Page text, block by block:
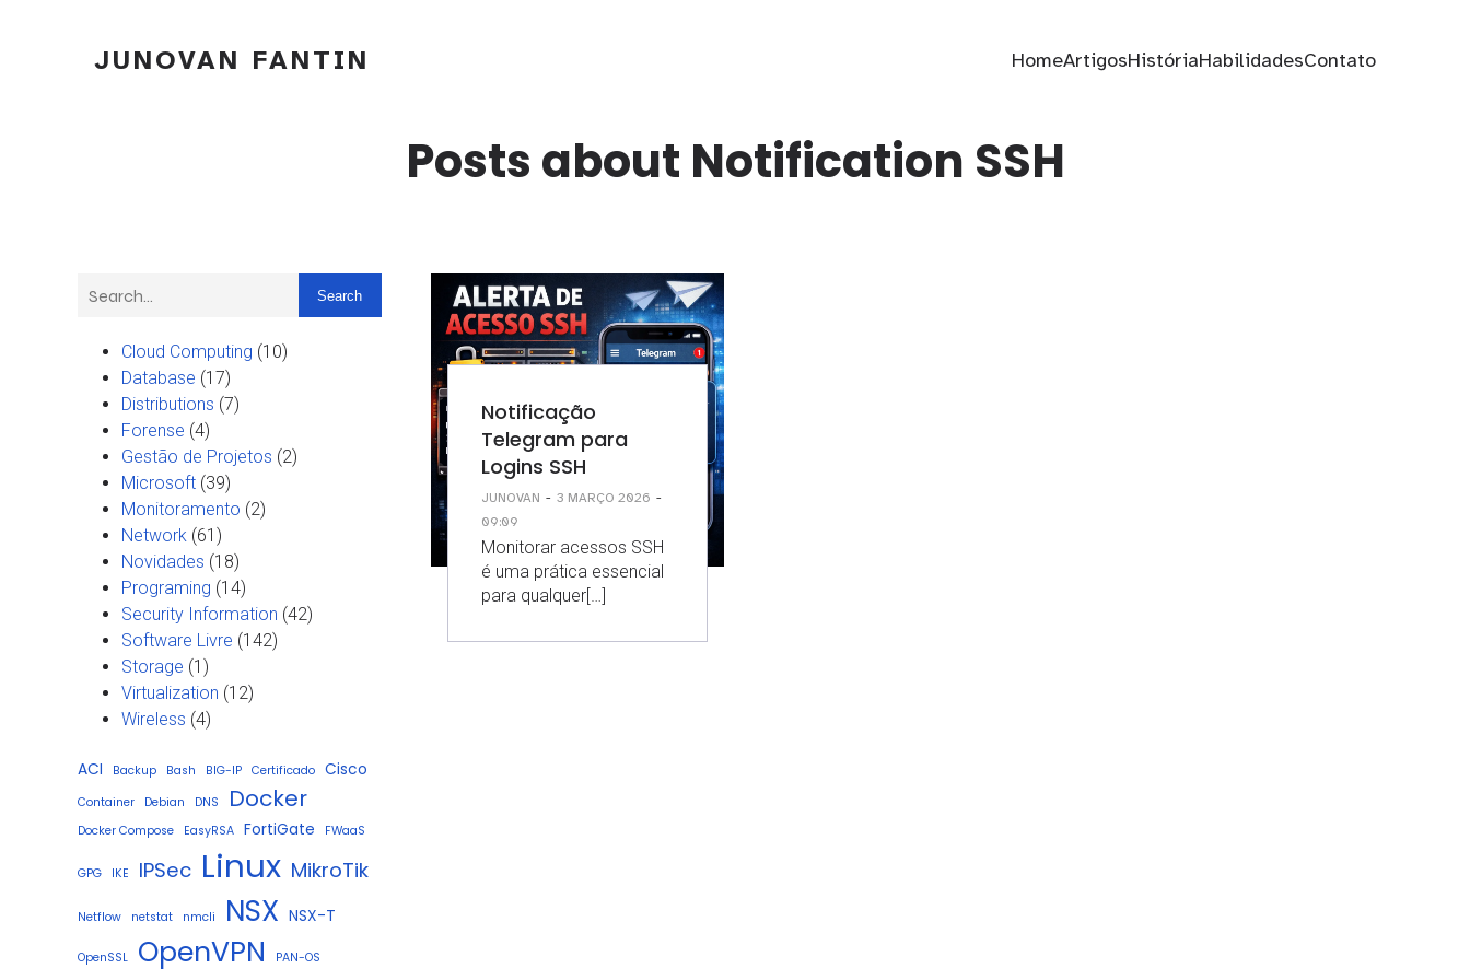
JUNOVAN FANTIN HomeArtigosHistóriaHabilidadesContato
Posts about Notification SSH
Search
Cloud Computing (10)
Database (17)
Distributions (7)
Forense (4)
Gestão de Projetos (2)
Microsoft (39)
Monitoramento (2)
Network (61)
Novidades (18)
Programing (14)
Security Information (42)
Software Livre (142)
Storage (1)
Virtualization (12)
Wireless (4)
ACI Backup Bash BIG-IP Certificado Cisco
Container Debian DNS Docker
Docker Compose EasyRSA FortiGate FWaaS
GPG IKE IPSec Linux MikroTik
Netflow netstat nmcli NSX NSX-T
OpenSSL OpenVPN PAN-OS
Notificação
Telegram para
Logins SSH
JUNOVAN - 3 MARÇO 2026 -
09:09
Monitorar acessos SSH
é uma prática essencial
para qualquer[…]